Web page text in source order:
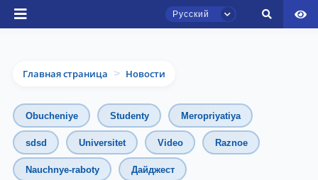
Русский
Главная страница > Новости
Obucheniye Studenty Meropriyatiya
sdsd Universitet Video Raznoe
Nauchnye-raboty Дайджест
Чат приёмной комиссии ТГЮУ